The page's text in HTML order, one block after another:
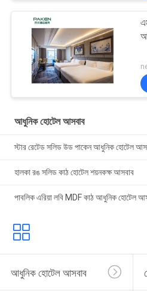
আধুনিক হোটেল আসবাব
স্টার রেটেড সলিড উড পাকেন আধুনিক হোটেল
হালকা রঙ সলিড কাঠ হোটেল শয়নকক্ষ আসবাব
পাবলিক এরিয়া লবি MDF কাঠ আধুনিক হোটেল
আধুনিক হোটেল আসবাব